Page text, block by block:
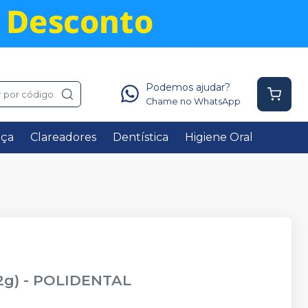
por código
Podemos ajudar?
Chame no WhatsApp
Clareadores Dentística Higiene Oral
- POLIDENTAL